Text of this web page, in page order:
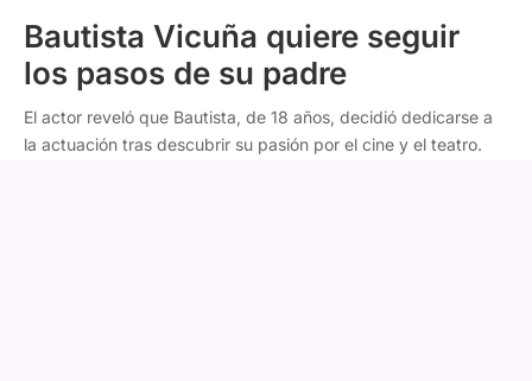
Bautista Vicuña quiere seguir
los pasos de su padre
El actor reveló que Bautista, de 18 años, decidió dedicarse a
la actuación tras descubrir su pasión por el cine y el teatro.